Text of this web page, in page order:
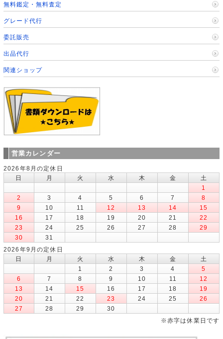
無料鑑定・無料査定
グレード代行
委託販売
出品代行
関連ショップ
営業カレンダー
2026年8月の定休日
日
月 火 水 木 金
土
1
2
3 4 5 6 7
8
9
10 11 12 13 14
15
16
17 18 19 20 21
22
23
24 25 26 27 28
29
30
31
2026年9月の定休日
日
月 火 水 木 金
土
1
2 3 4
5
6
7 8 9 10 11
12
13
14 15 16 17 18
19
20
21 22 23 24 25
26
27
28 29
30
※赤字は休業日です